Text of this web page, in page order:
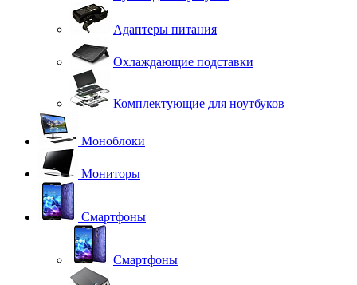
Адаптеры питания
Охлаждающие подставки
Комплектующие для ноутбуков
Моноблоки
Мониторы
Смартфоны
Смартфоны